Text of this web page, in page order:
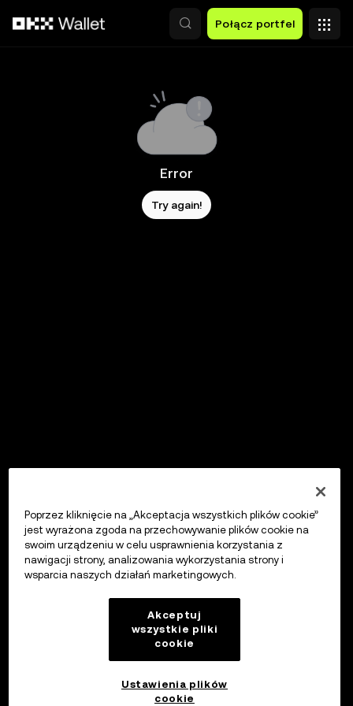
Połącz portfel
Error
Try again!
Poprzez kliknięcie na „Akceptacja wszystkich plików cookie”
jest wyrażona zgoda na przechowywanie plików cookie na
swoim urządzeniu w celu usprawnienia korzystania z
nawigacji strony, analizowania wykorzystania strony i
wsparcia naszych działań marketingowych.
Akceptuj
wszystkie pliki
cookie
Ustawienia plików
cookie